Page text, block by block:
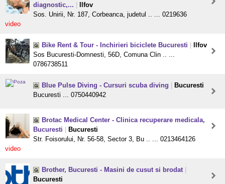
diagnostic,...
Ilfov
Sos. Unirii, Nr. 187, Corbeanca, judetul .. ... 0219636
video
Bike Rent & Tour - Inchirieri biciclete Bucuresti
Ilfov
Sos Bucuresti-Domnesti, 56D, Comuna Clin .. ...
0786738511
Blue Pulse Diving - Cursuri scuba diving
Bucuresti
Bucuresti ... 0750440942
Brotac Medical Center - Clinica recuperare medicala,
Bucuresti
Bucuresti
Str. Foisorului, Nr. 56-58, Sector 3, Bu .. ... 0213464126
video
Brother, Bucuresti - Masini de cusut si brodat
Bucuresti